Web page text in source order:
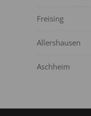
Freising
Allershausen
Aschheim